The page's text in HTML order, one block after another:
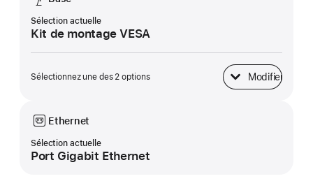
Sélection actuelle
Kit de montage VESA
Sélectionnez une des 2 options Modifier
Base
Ethernet
Sélection actuelle
Port Gigabit Ethernet